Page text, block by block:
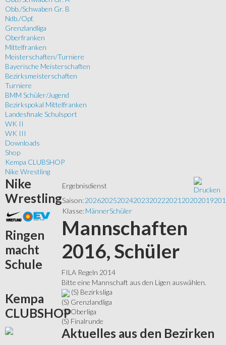
Obb./Schwaben Gr. B
Ndb./Opf.
Grenzlandliga
Oberfranken
Mittelfranken
Meisterschaften/Turniere
Bayerische Meisterschaften
Bezirksmeisterschaften
Turniere
BMM Schüler/Jugend
Bezirkspokal Mittelfranken
Landesfinale Schulsport
WK II
WK III
Downloads
Shop
Kempa CLUBSHOP
Nike Wrestling
Ergebnisdienst
Saison:202620252024202320222021 20202019
Klasse:MännerSchüler
Mannschaften
2016, Schüler
FILA Regeln 2014
Bitte eine Mannschaft aus den Ligen auswählen.
(S) Bezirksliga
(S) Grenzlandliga
(S) Oberliga
(S) Finalrunde
Aktuelles aus den Bezirken
Nike
Wrestling
Ringen
macht
Schule
Kempa
CLUBSHOP